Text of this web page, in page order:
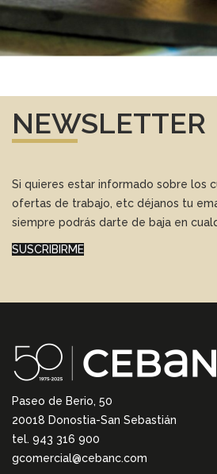
NEWSLETTER
Si quieres estar informado sobre los
ofertas de trabajo, etc déjanos tu
siempre podrás darte de baja en
SUSCRIBIRME
Paseo de Berio, 50
20018 Donostia-San Sebastián
tel. 943 316 900
gcomercial@cebanc.com